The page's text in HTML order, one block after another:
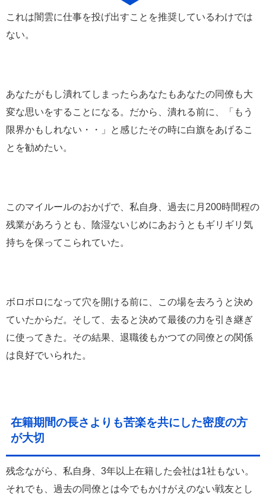
これは闇雲に仕事を投げ出すことを推奨しているわけでは
ない。
あなたがもし潰れてしまったらあなたもあなたの同僚も大
変な思いをすることになる。だから、潰れる前に、「もう
限界かもしれない・・」と感じたその時に白旗をあげるこ
とを勧めたい。
このマイルールのおかげで、私自身、過去に月200時間程の
残業があろうとも、陰湿ないじめにあおうともギリギリ気
持ちを保ってこられていた。
ボロボロになって穴を開ける前に、この場を去ろうと決め
ていたからだ。そして、去ると決めて最後の力を引き継ぎ
に使ってきた。その結果、退職後もかつての同僚との関係
は良好でいられた。
在籍期間の長さよりも苦楽を共にした密度の方
が大切
残念ながら、私自身、3年以上在籍した会社は1社もない。
それでも、過去の同僚とは今でもかけがえのない戦友とし